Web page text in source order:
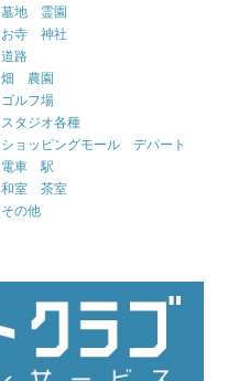
墓地 霊園
お寺 神社
道路
畑 農園
ゴルフ場
スタジオ各種
ショッピングモール デパート
電車 駅
和室 茶室
その他